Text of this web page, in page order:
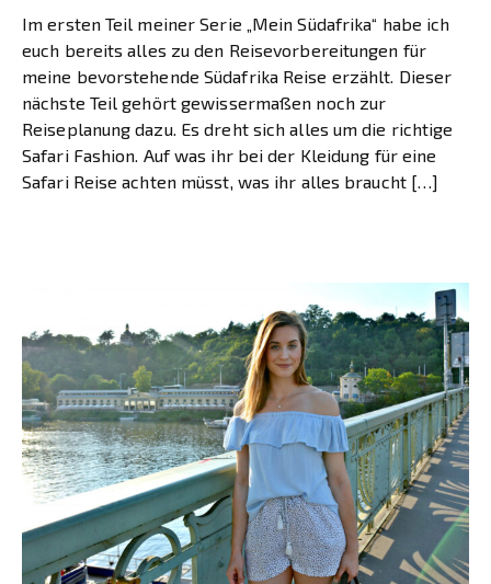
Im ersten Teil meiner Serie „Mein Südafrika“ habe ich
euch bereits alles zu den Reisevorbereitungen für
meine bevorstehende Südafrika Reise erzählt. Dieser
nächste Teil gehört gewissermaßen noch zur
Reiseplanung dazu. Es dreht sich alles um die richtige
Safari Fashion. Auf was ihr bei der Kleidung für eine
Safari Reise achten müsst, was ihr alles braucht […]